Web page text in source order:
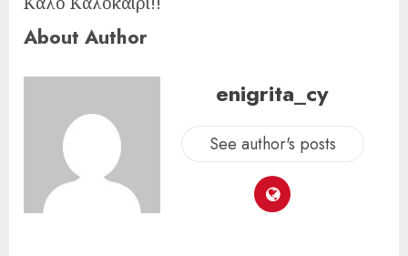
About Author
enigrita_cy
See author's posts